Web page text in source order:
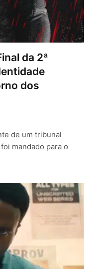
da 2ª
dos
de um tribunal
mandado para o